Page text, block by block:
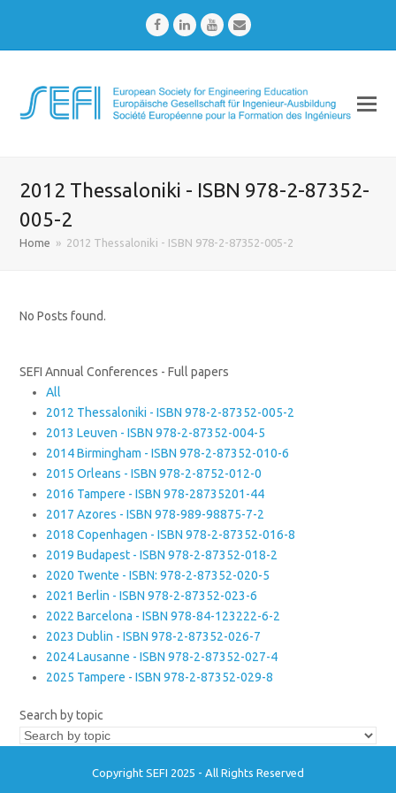
FacebookLinkedInYoutubeEmail
2012 Thessaloniki - ISBN 978-2-87352-
005-2
Home » 2012 Thessaloniki - ISBN 978-2-87352-005-2
No Posts found.
SEFI Annual Conferences - Full papers
All
2012 Thessaloniki - ISBN 978-2-87352-005-2
2013 Leuven - ISBN 978-2-87352-004-5
2014 Birmingham - ISBN 978-2-87352-010-6
2015 Orleans - ISBN 978-2-8752-012-0
2016 Tampere - ISBN 978-28735201-44
2017 Azores - ISBN 978-989-98875-7-2
2018 Copenhagen - ISBN 978-2-87352-016-8
2019 Budapest - ISBN 978-2-87352-018-2
2020 Twente - ISBN: 978-2-87352-020-5
2021 Berlin - ISBN 978-2-87352-023-6
2022 Barcelona - ISBN 978-84-123222-6-2
2023 Dublin - ISBN 978-2-87352-026-7
2024 Lausanne - ISBN 978-2-87352-027-4
2025 Tampere - ISBN 978-2-87352-029-8
Search by topic
Copyright SEFI 2025 - All Rights Reserved